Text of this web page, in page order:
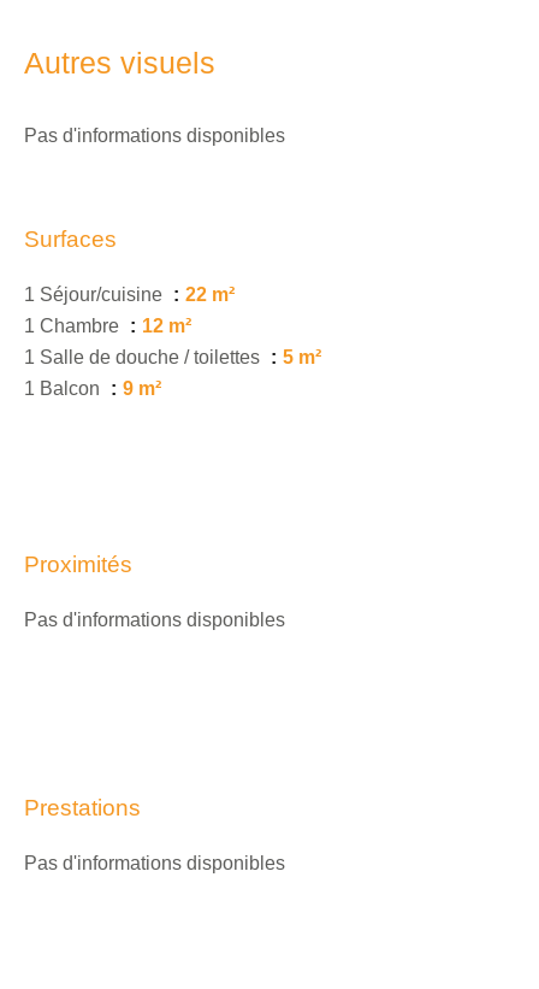
Autres visuels
Pas d'informations disponibles
Surfaces
1 Séjour/cuisine
22 m²
1 Chambre
12 m²
1 Salle de douche / toilettes
5 m²
1 Balcon
9 m²
Proximités
Pas d'informations disponibles
Prestations
Pas d'informations disponibles